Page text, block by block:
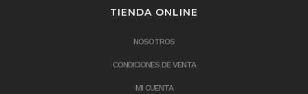
TIENDA ONLINE
NOSOTROS
CONDICIONES DE VENTA
MI CUENTA